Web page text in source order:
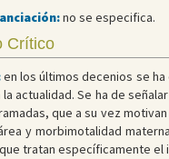
no se especifica.
Crítico
en los últimos decenios se ha
actualidad. Se ha de
que a su vez
y morbimotalidad
tratan específicamente